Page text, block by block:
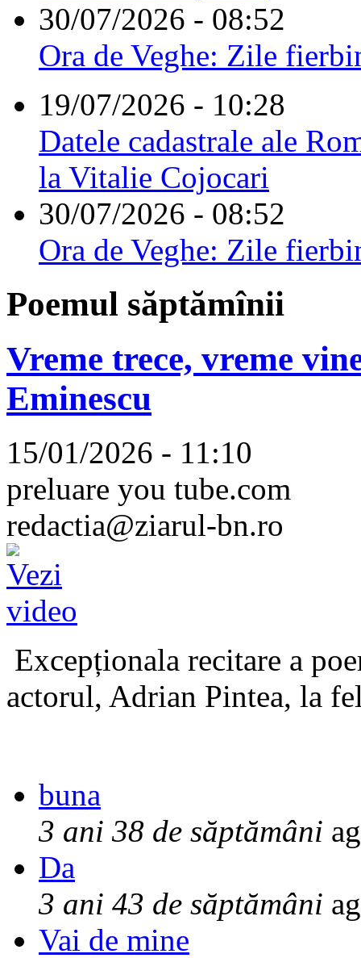
30/07/2026 - 08:52
Ora de Veghe: Zile
19/07/2026 - 10:28
Datele cadastrale ale
la Vitalie Cojocari
30/07/2026 - 08:52
Ora de Veghe: Zile
Poemul săptămînii
Vreme trece, vreme
Eminescu
15/01/2026 - 11:10
preluare you tube.com
redactia@ziarul-bn.ro
Excepționala recitare a
actorul, Adrian Pintea, la
buna
3 ani 38 de săptămâni
Da
3 ani 43 de săptămâni
Vai de mine